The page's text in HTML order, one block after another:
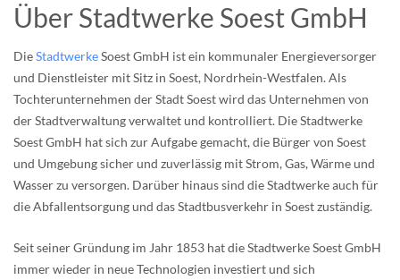
Über Stadtwerke Soest GmbH
DieStadtwerkeSoest GmbH ist ein kommunaler Energieversorger
und Dienstleister mit Sitz in Soest, Nordrhein-Westfalen. Als
Tochterunternehmen der Stadt Soest wird das Unternehmen von
der Stadtverwaltung verwaltet und kontrolliert. Die Stadtwerke
Soest GmbH hat sich zur Aufgabe gemacht, die Bürger von Soest
und Umgebung sicher und zuverlässig mit Strom, Gas, Wärme und
Wasser zu versorgen. Darüber hinaus sind die Stadtwerke auch für
die Abfallentsorgung und das Stadtbusverkehr in Soest zuständig.
Seit seiner Gründung im Jahr 1853 hat die Stadtwerke Soest GmbH
immer wieder in neue Technologien investiert und sich